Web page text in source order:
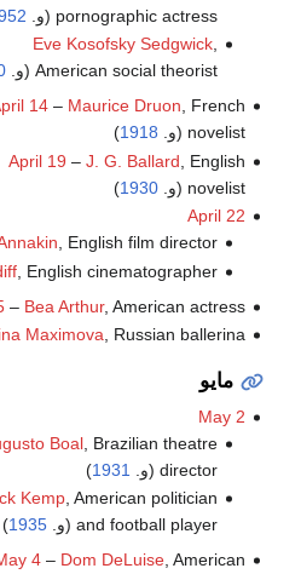
pornographic actress (و.
Eve Kosofsky Sedgwick,
American social theorist (و.
14– Maurice Druon, French
novelist (و.
1918
)
April 19 – J. G. Ballard , English
novelist (و.
1930
)
April 22
, English film director (و.
, English cinematographer (و.
– Bea Arthur, American actress (و.
Maximova , Russian ballerina (و.
مايو
May 2
Boal , Brazilian theatre
director (و.
1931
)
Kemp , American politician
and football player (و.
1935
)
4– Dom DeLuise, American